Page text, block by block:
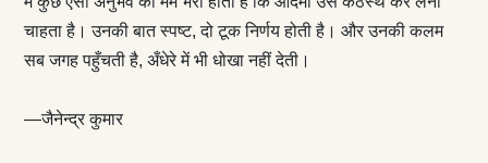
चाहता है। उनकी बात स्पष्ट, दो टूक निर्णय होती है। और उनकी कलम
सब जगह पहुँचती है, अँधेरे में भी धोखा नहीं देती।
—जैनेन्द्र कुमार